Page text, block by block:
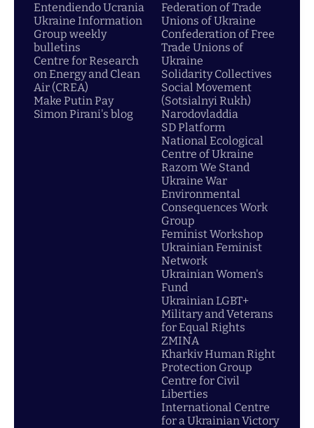
Entendiendo Ucrania
Ukraine Information
Group weekly
bulletins
Centre for Research
on Energy and Clean
Air (CREA)
Make Putin Pay
Simon Pirani's blog
Federation of Trade
Unions of Ukraine
Confederation of Free
Trade Unions of
Ukraine
Solidarity Collectives
Social Movement
(Sotsialnyi Rukh)
Narodovladdia
SD Platform
National Ecological
Centre of Ukraine
Razom We Stand
Ukraine War
Environmental
Consequences Work
Group
Feminist Workshop
Ukrainian Feminist
Network
Ukrainian Women's
Fund
Ukrainian LGBT+
Military and Veterans
for Equal Rights
ZMINA
Kharkiv Human Right
Protection Group
Centre for Civil
Liberties
International Centre
for a Ukrainian Victory